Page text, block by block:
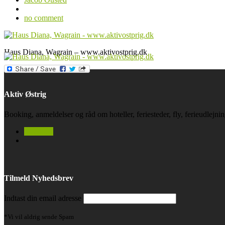
no comment
Haus Diana, Wagrain – www.aktivostprig.dk
Aktiv Østrig
Booking, anmeldelser og råd om hoteller, feriesteder, fly,
Tilmeld Nyhedsbrev
Indtast din email adresse
*Vi vil aldrig sende Spam